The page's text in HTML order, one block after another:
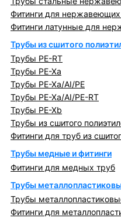
Фитинги для
Фитинги латунные для
Трубы из сшитого
Трубы PE-RT
Трубы PE-Xa
Трубы PE-Xa/AI/PE
Трубы PE-Xa/AI/PE-RT
Трубы PE-Xb
Трубы из сшитого
Фитинги для труб из
Трубы медные и фитинги
Фитинги для медных труб
Трубы
Трубы
Фитинги для